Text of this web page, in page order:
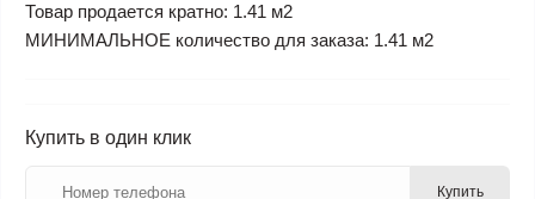
Товар продается кратно: 1.41 м2
МИНИМАЛЬНОЕ количество для заказа: 1.41 м2
Купить в один клик
Купить